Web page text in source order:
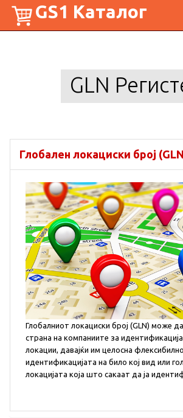
GS1 Каталог
GLN
Глобален локациски број
Глобалниот локациски број (GLN) може
страна на компаниите за
локации, давајќи им целосна
идентификацијата на било кој вид или
локацијата која што сакаат да ја